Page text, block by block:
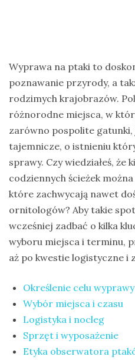
Wyprawa na ptaki to
poznawanie przyrody, a
rodzimych krajobrazów.
różnorodne miejsca, w
zarówno pospolite
tajemnicze, o istnieniu
sprawy. Czy wiedziałeś, że
codziennych ścieżek
które zachwycają nawet
ornitologów? Aby takie
wcześniej zadbać o kilka
wyboru miejsca i terminu,
aż po kwestie logistyczne i
Określenie celu wyprawy
Wybór miejsca i czasu
Logistyka i nocleg
Sprzęt i wyposażenie
Etyka obserwatora
Lanki
wycieczka
na
Sri
Lankę
raport
Wrona
siwa
–
jak
wygląda,
je
ile
żyje
wrona?